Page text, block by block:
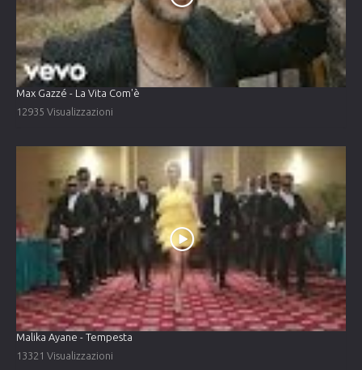
Max Gazzé - La Vita Com'è
12935 Visualizzazioni
Malika Ayane - Tempesta
13321 Visualizzazioni